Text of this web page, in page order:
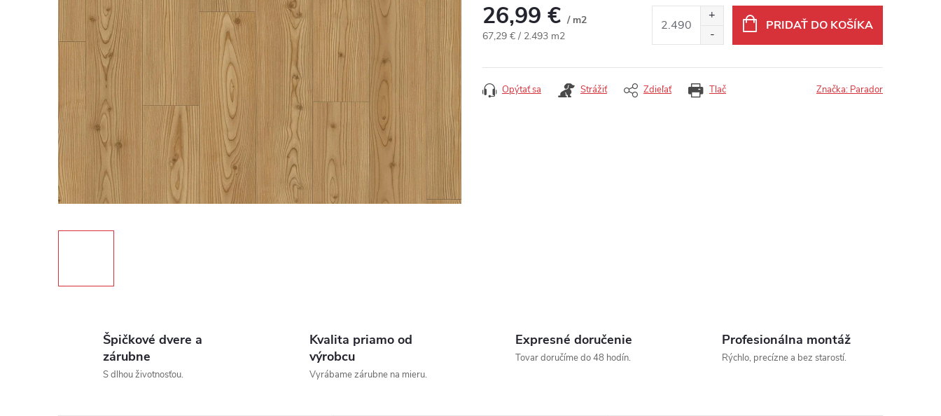
26,99 € / m2
Jednotková cena:
67,29 € / 2.493 m2
PRIDAŤ DO KOŠÍKA
Tlač
Opýtať sa Strážiť Zdieľať Značka: Parador
Špičkové dvere a
zárubne
S dlhou životnosťou.
Kvalita priamo od
výrobcu
Vyrábame zárubne na mieru.
Expresné doručenie
Tovar doručíme do 48 hodín.
Profesionálna montáž
Rýchlo, precízne a bez starostí.